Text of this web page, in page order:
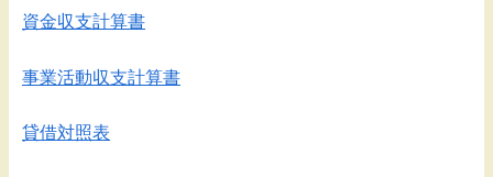
資金収支計算書
事業活動収支計算書
貸借対照表